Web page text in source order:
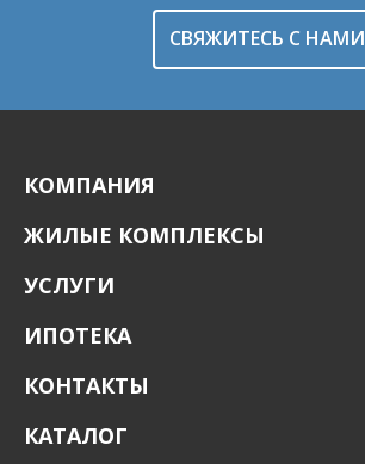
СВЯЖИТЕСЬ С НАМИ
КОМПАНИЯ
ЖИЛЫЕ КОМПЛЕКСЫ
УСЛУГИ
ИПОТЕКА
КОНТАКТЫ
КАТАЛОГ